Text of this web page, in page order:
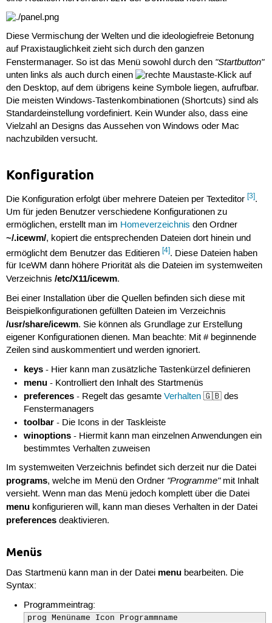
Diese Vermischung der Welten und die ideologiefreie Betonung
auf Praxistauglichkeit zieht sich durch den ganzen
Fenstermanager. So ist das Menü sowohl durch den "Startbutton"
unten links als auch durch einen
-Klick auf
den Desktop, auf dem übrigens keine Symbole liegen, aufrufbar.
Die meisten Windows-Tastenkombinationen (Shortcuts) sind als
Standardeinstellung vordefiniert. Kein Wunder also, dass eine
Vielzahl an Designs das Aussehen von Windows oder Mac
nachzubilden versucht.
Konfiguration
Die Konfiguration erfolgt über mehrere Dateien per Texteditor [3].
Um für jeden Benutzer verschiedene Konfigurationen zu
ermöglichen, erstellt man im Homeverzeichnis den Ordner
~/.icewm/, kopiert die entsprechenden Dateien dort hinein und
ermöglicht dem Benutzer das Editieren [4]. Diese Dateien haben
für IceWM dann höhere Priorität als die Dateien im systemweiten
Verzeichnis /etc/X11/icewm.
Bei einer Installation über die Quellen befinden sich diese mit
Beispielkonfigurationen gefüllten Dateien im Verzeichnis
/usr/share/icewm. Sie können als Grundlage zur Erstellung
eigener Konfigurationen dienen. Man beachte: Mit # beginnende
Zeilen sind auskommentiert und werden ignoriert.
keys - Hier kann man zusätzliche Tastenkürzel definieren
menu - Kontrolliert den Inhalt des Startmenüs
preferences - Regelt das gesamteVerhalten 🇬🇧 des
Fenstermanagers
toolbar - Die Icons in der Taskleiste
winoptions - Hiermit kann man einzelnen Anwendungen ein
bestimmtes Verhalten zuweisen
Im systemweiten Verzeichnis befindet sich derzeit nur die Datei
programs, welche im Menü den Ordner "Programme"mit Inhalt
versieht. Wenn man das Menü jedoch komplett über die Datei
menukonfigurieren will, kann man dieses Verhalten in der Datei
preferencesdeaktivieren.
Menüs
Das Startmenü kann man in der Datei menubearbeiten. Die
Syntax:
Programmeintrag:
prog Menüname Icon Programmname